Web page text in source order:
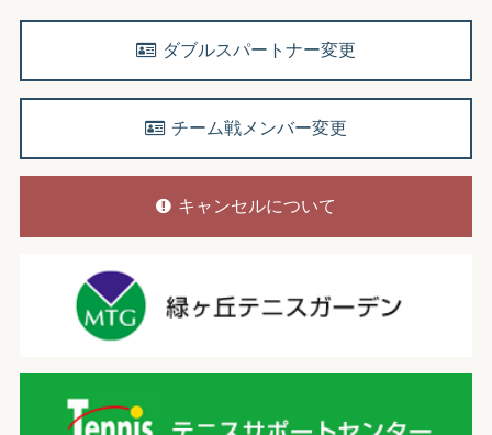
ダブルスパートナー変更
チーム戦メンバー変更
キャンセルについて